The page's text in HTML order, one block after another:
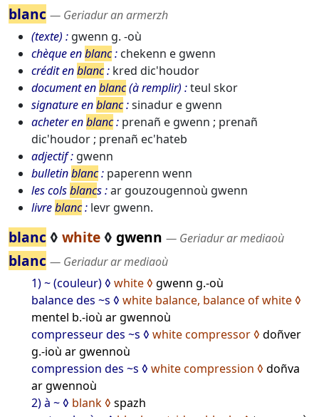
blanc ― Geriadur an armerzh
(texte)
gwenn g. -où
chèque enblanc chekenn e gwenn
crédit enblanc kred dic'houdor
document enblanc(à remplir) teul skor
signature enblanc sinadur e gwenn
acheter enblanc prenañ e gwenn ; prenañ
dic'houdor ; prenañ ec'hateb
adjectif gwenn
bulletinblanc paperenn wenn
les colsblancs ar gouzougennoù gwenn
livreblanc levr gwenn.
blanc ◊ white ◊ gwenn ― Geriadur ar mediaoù
blanc ― Geriadur ar mediaoù
1) ~ (couleur)
white
gwenn g.-où
balance des ~s
white balance, balance of white
mentel b.-ioù ar gwennoù
compresseur des ~s
white compressor
doñver
g.-ioù ar gwennoù
compression des ~s
white compression
doñva
ar gwennoù
2) à ~
blank
spazh